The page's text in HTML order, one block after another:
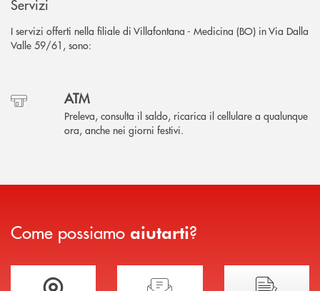
Servizi
I servizi offerti nella filiale di Villafontana - Medicina (BO) in Via Dalla
Valle 59/61, sono:
ATM
Preleva, consulta il saldo, ricarica il cellulare a qualunque
ora, anche nei giorni festivi.
Come possiamo aiutarti?
Trova la filiale più vicina a teHai bisogno di assistenza immediata?
Hai bisogno di